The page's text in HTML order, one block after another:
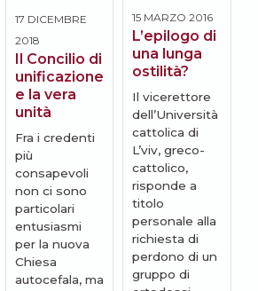
17 DICEMBRE
2018
Il Concilio di
unificazione
e la vera
unità
Fra i credenti
più
consapevoli
non ci sono
particolari
entusiasmi
per la nuova
Chiesa
autocefala, ma
15 MARZO 2016
L’epilogo di
una lunga
ostilità?
Il vicerettore
dell’Università
cattolica di
L’viv, greco-
cattolico,
risponde a
titolo
personale alla
richiesta di
perdono di un
gruppo di